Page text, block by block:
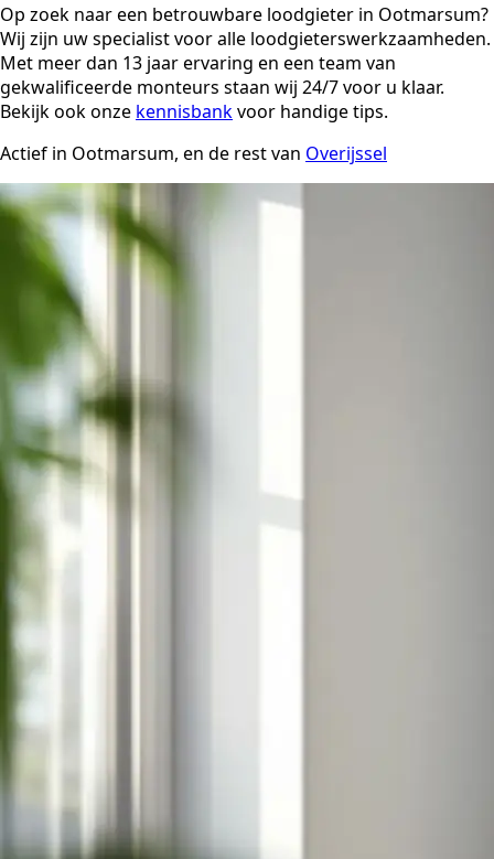
Op zoek naar een betrouwbare loodgieter in Ootmarsum?
Wij zijn uw specialist voor alle loodgieterswerkzaamheden.
Met meer dan 13 jaar ervaring en een team van
gekwalificeerde monteurs staan wij 24/7 voor u klaar.
Bekijk ook onze kennisbankvoor handige tips.
Actief in Ootmarsum, en de rest van Overijssel